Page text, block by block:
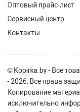
Оптовый прайс-лист
Сервисный центр
Контакты
© Kopirka.by - Все
- 2026, Все права
Копирование
исключительно